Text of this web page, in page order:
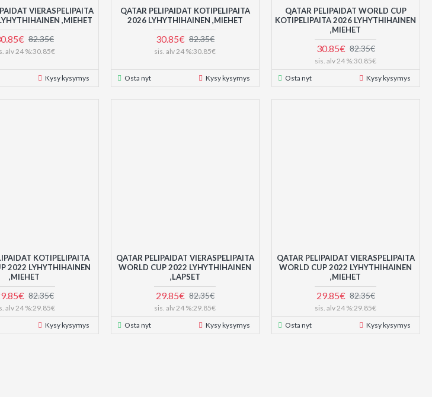
VIERASPELIPAITA
,MIEHET
82.35€
alv 24 %:30.85€
Kysy kysymys
QATAR PELIPAIDAT KOTIPELIPAITA
2026 LYHYTHIHAINEN ,MIEHET
30.85€ 82.35€
sis. alv 24 %:30.85€
Osta nyt Kysy kysymys
QATAR PELIPAIDAT WORLD CUP
KOTIPELIPAITA 2026 LYHYTHIHAINEN
,MIEHET
30.85€ 82.35€
sis. alv 24 %:30.85€
Osta nyt
Kysy kysymys
KOTIPELIPAITA
2022 LYHYTHIHAINEN
,MIEHET
82.35€
alv 24 %:29.85€
Kysy kysymys
QATAR PELIPAIDAT VIERASPELIPAITA
WORLD CUP 2022 LYHYTHIHAINEN
,LAPSET
29.85€ 82.35€
sis. alv 24 %:29.85€
Osta nyt
Kysy kysymys
QATAR PELIPAIDAT VIERASPELIPAITA
WORLD CUP 2022 LYHYTHIHAINEN
,MIEHET
29.85€ 82.35€
sis. alv 24 %:29.85€
Osta nyt
Kysy kysymys